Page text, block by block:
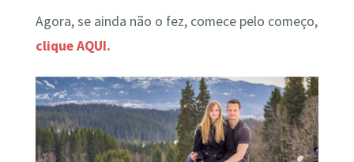
Agora, se ainda não o fez, comece pelo começo,
clique AQUI.